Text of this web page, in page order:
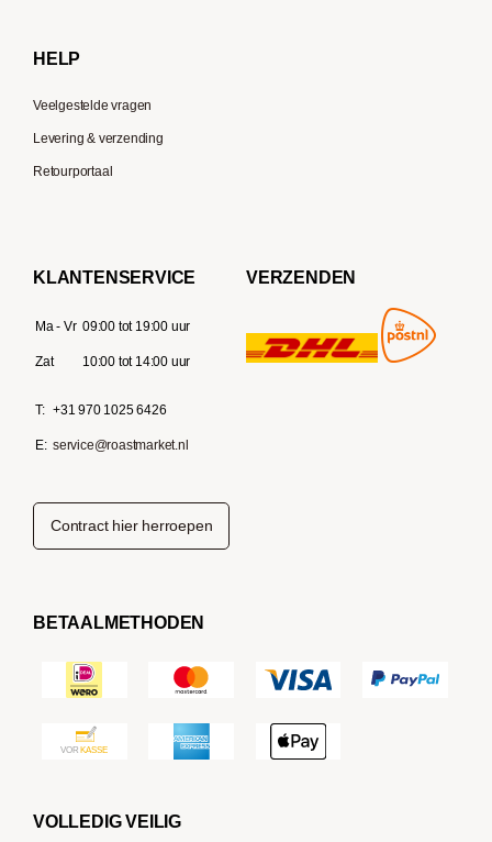
HELP
Veelgestelde vragen
Levering & verzending
Retourportaal
KLANTENSERVICE
Ma - Vr 09:00 tot 19:00 uur
Zat 10:00 tot 14:00 uur
T: +31 970 1025 6426
E: service@roastmarket.nl
VERZENDEN
Contract hier herroepen
BETAALMETHODEN
VOLLEDIG VEILIG